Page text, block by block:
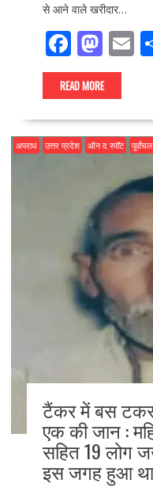
से आने वाले खरीदार…
F
ac
e
b
o
M
as
to
d
o
E
l
READ MORE
अपराध उत्तर प्रदेश ऑन द स्पॉट पूर्वांचल
टैंकर में बस
एक की जान :
सहित 19 लोग
इस जगह हुआ था